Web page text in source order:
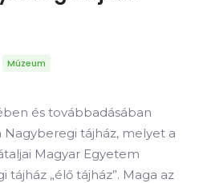
Múzeum
és továbbadásában
tájház, melyet a
Magyar Egyetem
„élő tájház”. Maga az